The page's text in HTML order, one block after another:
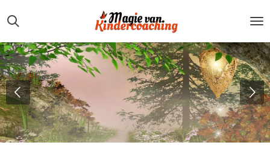
Ga
direct
naar
de
hoofdinhoud